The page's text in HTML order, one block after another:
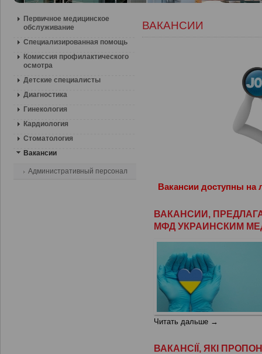
Первичное медицинское
обслуживание
Специализированная помощь
Комиссия профилактического
осмотра
Детские специалисты
Диагностика
Гинекология
Кардиология
Стоматология
Вакансии
Aдминистративный персонал
ВАКАНСИИ
Вакансии доступны на
ВАКАНСИИ,
МФД УКРАИНСКИМ
Читать дальше →
ВАКАНСІЇ, ЯКІ